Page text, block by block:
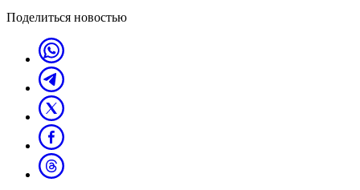
Поделиться новостью